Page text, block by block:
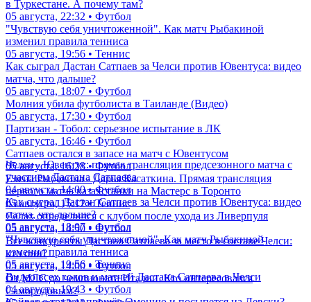
в Туркестане. А почему там?
05 августа, 22:32 • Футбол
"Чувствую себя уничтоженной". Как матч Рыбакиной
изменил правила тенниса
05 августа, 19:56 • Теннис
Как сыграл Дастан Сатпаев за Челси против Ювентуса: видео
матча, что дальше?
05 августа, 18:07 • Футбол
Молния убила футболиста в Таиланде (Видео)
05 августа, 17:30 • Футбол
Партизан - Тобол: серьезное испытание в ЛК
05 августа, 16:46 • Футбол
Сатпаев остался в запасе на матч с Ювентусом
05 августа, 16:28 • Футбол
Елена Рыбакина - Дарья Касаткина. Прямая трансляция
первого матча казахстанки на Мастерс в Торонто
05 августа, 15:12 • Теннис
Салах определился с клубом после ухода из Ливерпуля
05 августа, 14:50 • Футбол
Все конкуренты Дастана Сатпаева за место в составе Челси:
кто они?
05 августа, 14:00 • Футбол
От МЛС до чемпионата Италии. Кто интересовался
Самородовым?
Челси - Ювентус: прямая трансляция предсезонного матча с
участием Дастана Сатпаева
04 августа, 14:00 • Футбол
Как сыграл Дастан Сатпаев за Челси против Ювентуса: видео
матча, что дальше?
05 августа, 18:07 • Футбол
"Чувствую себя уничтоженной". Как матч Рыбакиной
изменил правила тенниса
05 августа, 19:56 • Теннис
Видео всех голов и матчей Дастана Сатпаева в Челси
04 августа, 19:43 • Футбол